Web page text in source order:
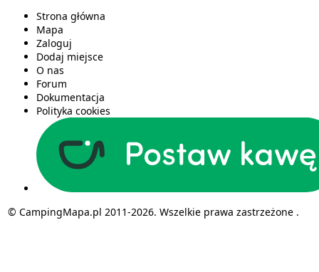
Strona główna
Mapa
Zaloguj
Dodaj miejsce
O nas
Forum
Dokumentacja
Polityka cookies
© CampingMapa.pl 2011-2026. Wszelkie prawa zastrzeżone .